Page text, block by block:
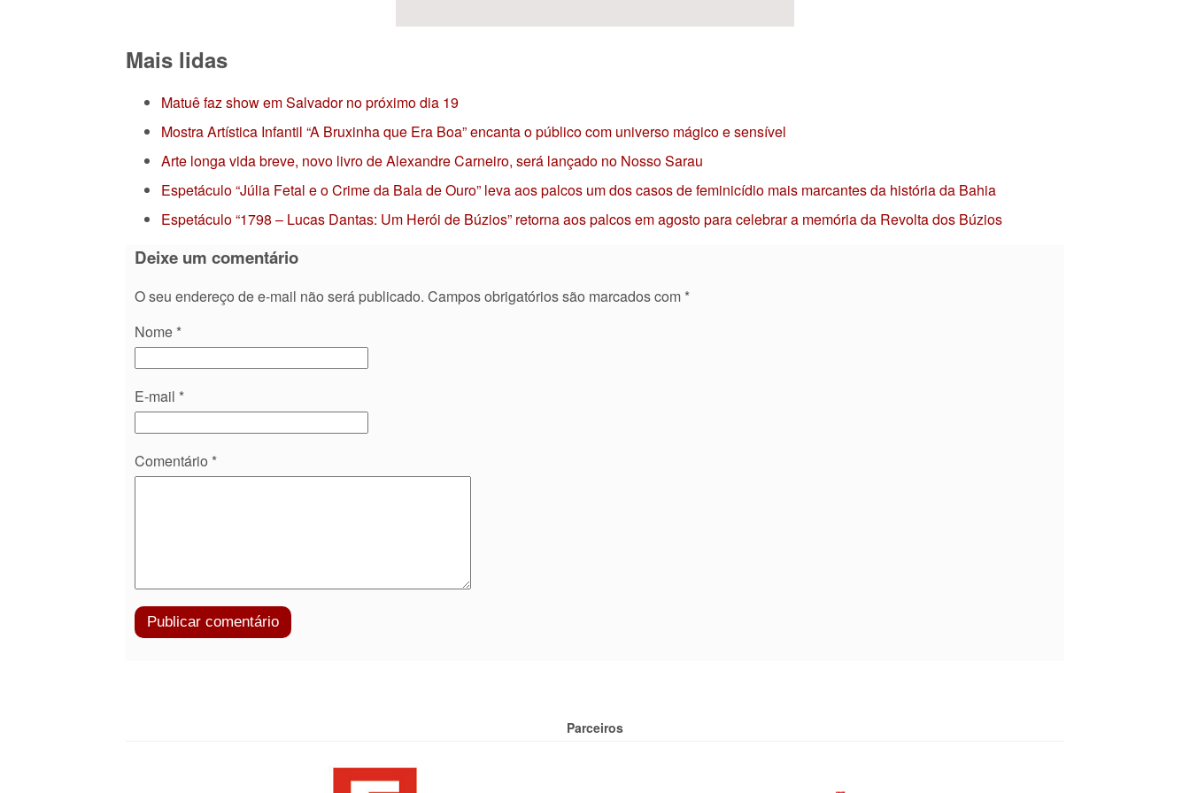
Mais lidas
Matuê faz show em Salvador no próximo dia 19
Mostra Artística Infantil “A Bruxinha que Era Boa” encanta o público com universo mágico e sensível
Arte longa vida breve, novo livro de Alexandre Carneiro, será lançado no Nosso Sarau
Espetáculo “Júlia Fetal e o Crime da Bala de Ouro” leva aos palcos um dos casos de feminicídio mais marcantes da história da Bahia
Espetáculo “1798 – Lucas Dantas: Um Herói de Búzios” retorna aos palcos em agosto para celebrar a memória da Revolta dos Búzios
Deixe um comentário
O seu endereço de e-mail não será publicado. Campos obrigatórios são marcados com *
Nome *
E-mail *
Comentário *
Parceiros